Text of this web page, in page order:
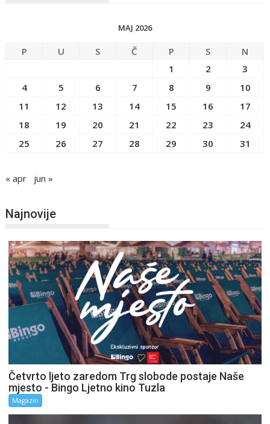
MAJ 2026
P U S Č P S
N
1
2
3
4
5 6 7 8 9
10
11
12 13 14 15 16
17
18
19 20 21 22 23
24
25
26 27 28 29 30 31
« apr jun »
Najnovije
Četvrto ljeto zaredom Trg slobode postaje Naše
mjesto - Bingo Ljetno kino Tuzla
Magazin